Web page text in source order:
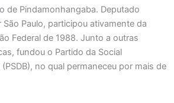
de Pindamonhangaba. Deputado
Paulo, participou ativamente da
Federal de 1988. Junto a outras
fundou o Partido da Social
no qual permaneceu por mais de